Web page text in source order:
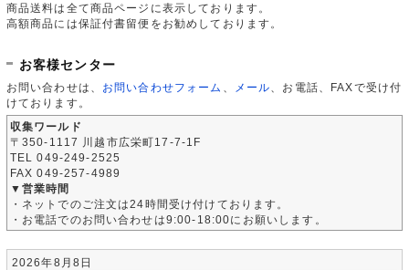
商品送料は全て商品ページに表示しております。
高額商品には保証付書留便をお勧めしております。
お客様センター
お問い合わせは、 お問い合わせフォーム メール 、お電話、FAXで受け付
けております。
収集ワールド
〒350-1117 川越市広栄町17-7-1F
TEL 049-249-2525
FAX 049-257-4989
▼営業時間
・ネットでのご注文は24時間受け付けております。
・お電話でのお問い合わせは9:00-18:00にお願いします。
2026年8月8日